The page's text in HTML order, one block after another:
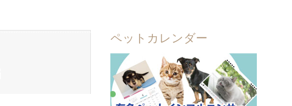
ペットカレンダー